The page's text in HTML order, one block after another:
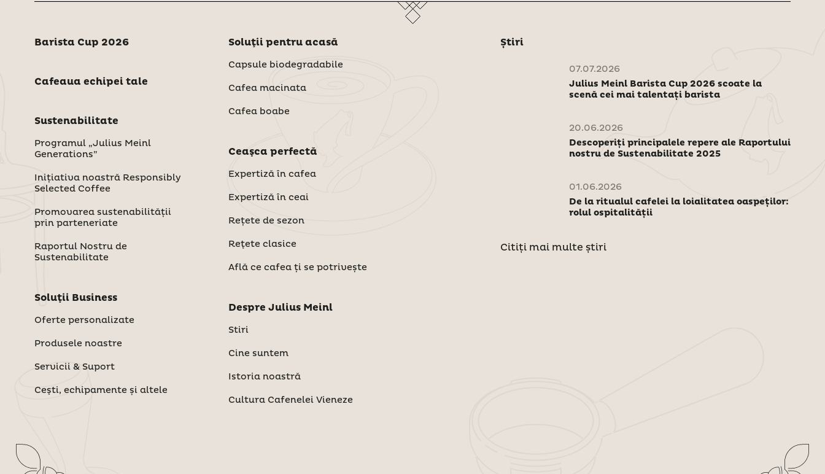
Barista Cup 2026
Cafeaua echipei tale
Sustenabilitate
Programul „Julius Meinl
Generations”
Inițiativa noastră Responsibly
Selected Coffee
Promovarea sustenabilității
prin parteneriate
Raportul Nostru de
Sustenabilitate
Soluţii Business
Oferte personalizate
Produsele noastre
Servicii & Suport
Ceşti, echipamente și altele
Soluţii pentru acasă
Capsule biodegradabile
Cafea macinata
Cafea boabe
Ceaşca perfectă
Expertiză în cafea
Expertiză în ceai
Rețete de sezon
Reţete clasice
Află ce cafea ți se potrivește
Despre Julius Meinl
Stiri
Cine suntem
Istoria noastră
Cultura Cafenelei Vieneze
Știri
07.07.2026
Julius Meinl Barista Cup 2026 scoate la
scenă cei mai talentați barista
20.06.2026
Descoperiți principalele repere ale Raportului
nostru de Sustenabilitate 2025
01.06.2026
De la ritualul cafelei la loialitatea oaspeților:
rolul ospitalității
Citiți mai multe știri